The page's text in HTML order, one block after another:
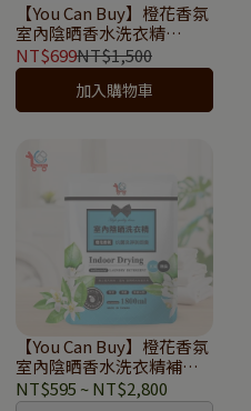
【You Can Buy】橙花香氛
室內陰晒香水洗衣精
2000ml(6入箱購)
NT$699NT$1,500
加入購物車
【You Can Buy】橙花香氛
室內陰晒香水洗衣精補充
包1800ml
NT$595 ~NT$2,800